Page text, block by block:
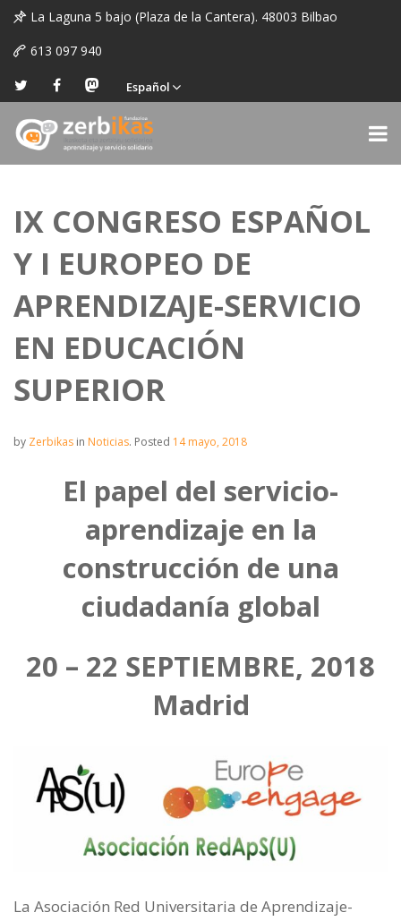
La Laguna 5 bajo (Plaza de la Cantera). 48003 Bilbao
613 097 940
Español
IX CONGRESO ESPAÑOL
Y I EUROPEO DE
APRENDIZAJE-SERVICIO
EN EDUCACIÓN
SUPERIOR
by Zerbikas in Noticias. Posted 14 mayo, 2018
El papel del servicio-
aprendizaje en la
construcción de una
ciudadanía global
20 – 22 SEPTIEMBRE, 2018
Madrid
La Asociación Red Universitaria de Aprendizaje-